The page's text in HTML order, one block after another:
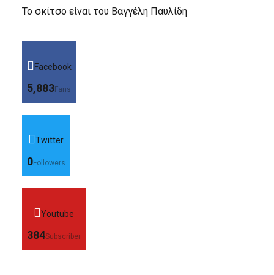
Το σκίτσο είναι του Βαγγέλη Παυλίδη
Facebook
5,883Fans
Twitter
0Followers
Youtube
384Subscriber